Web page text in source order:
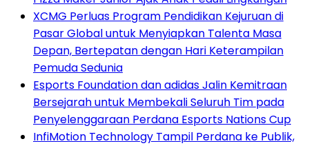
XCMG Perluas Program Pendidikan Kejuruan di
Pasar Global untuk Menyiapkan Talenta Masa
Depan, Bertepatan dengan Hari Keterampilan
Pemuda Sedunia
Esports Foundation dan adidas Jalin Kemitraan
Bersejarah untuk Membekali Seluruh Tim pada
Penyelenggaraan Perdana Esports Nations Cup
InfiMotion Technology Tampil Perdana ke Publik,